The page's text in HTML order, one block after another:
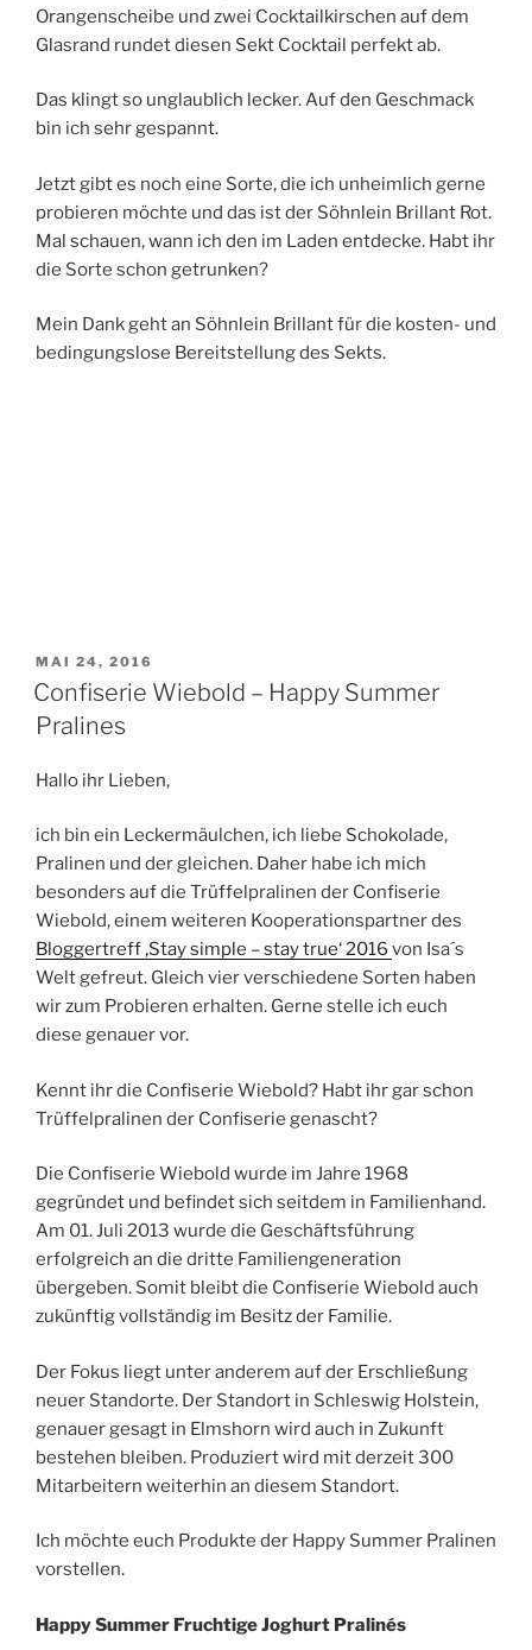
Orangenscheibe und zwei Cocktailkirschen auf dem
Glasrand rundet diesen Sekt Cocktail perfekt ab.
Das klingt so unglaublich lecker. Auf den Geschmack
bin ich sehr gespannt.
Jetzt gibt es noch eine Sorte, die ich unheimlich gerne
probieren möchte und das ist der Söhnlein Brillant Rot.
Mal schauen, wann ich den im Laden entdecke. Habt ihr
die Sorte schon getrunken?
Mein Dank geht an Söhnlein Brillant für die kosten- und
bedingungslose Bereitstellung des Sekts.
VERÖFFENTLICHT
AM
MAI 24, 2016
Confiserie Wiebold – Happy Summer
Pralines
Hallo ihr Lieben,
ich bin ein Leckermäulchen, ich liebe Schokolade,
Pralinen und der gleichen. Daher habe ich mich
besonders auf die Trüffelpralinen der Confiserie
Wiebold, einem weiteren Kooperationspartner des
Bloggertreff ‚Stay simple – stay true‘ 2016 von Isa´s
Welt gefreut. Gleich vier verschiedene Sorten haben
wir zum Probieren erhalten. Gerne stelle ich euch
diese genauer vor.
Kennt ihr die Confiserie Wiebold? Habt ihr gar schon
Trüffelpralinen der Confiserie genascht?
Die Confiserie Wiebold wurde im Jahre 1968
gegründet und befindet sich seitdem in Familienhand.
Am 01. Juli 2013 wurde die Geschäftsführung
erfolgreich an die dritte Familiengeneration
übergeben. Somit bleibt die Confiserie Wiebold auch
zukünftig vollständig im Besitz der Familie.
Der Fokus liegt unter anderem auf der Erschließung
neuer Standorte. Der Standort in Schleswig Holstein,
genauer gesagt in Elmshorn wird auch in Zukunft
bestehen bleiben. Produziert wird mit derzeit 300
Mitarbeitern weiterhin an diesem Standort.
Ich möchte euch Produkte der Happy Summer Pralinen
vorstellen.
Happy Summer Fruchtige Joghurt Pralinés